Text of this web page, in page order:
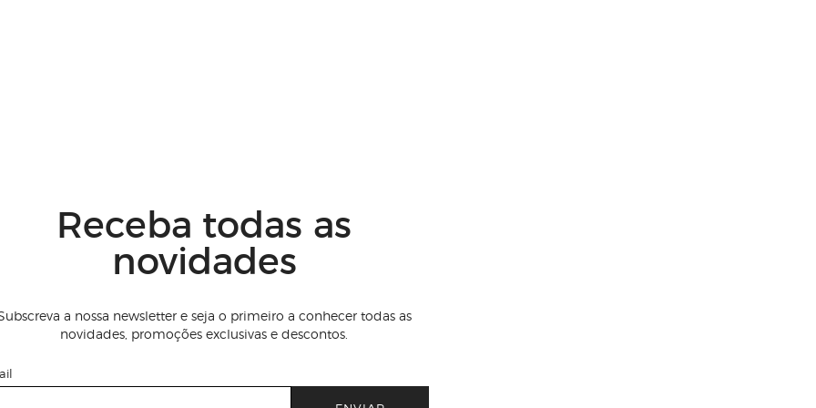
Receba todas as
novidades
a nossa newsletter e seja o primeiro a conhecer todas as
novidades, promoções exclusivas e descontos.